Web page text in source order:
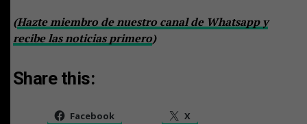
(Hazte miembro de nuestro canal de Whatsapp y
recibe las noticias primero)
Share this:
Facebook X